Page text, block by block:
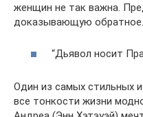
женщин не так важна.
доказывающую обратное.
“Дьявол носит
Один из самых стильных
все тонкости жизни